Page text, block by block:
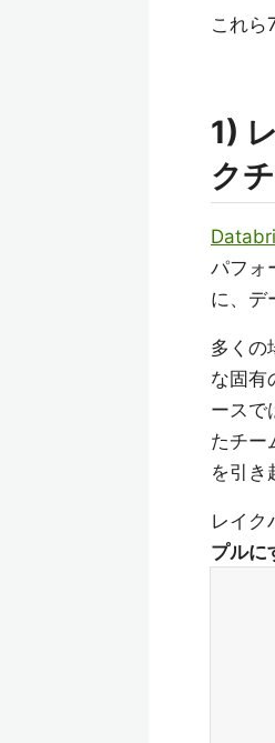
これら
1)
ク
パフォ
に、デ
多くの
な固有
ースで
たチー
を引き
レイク
プルに